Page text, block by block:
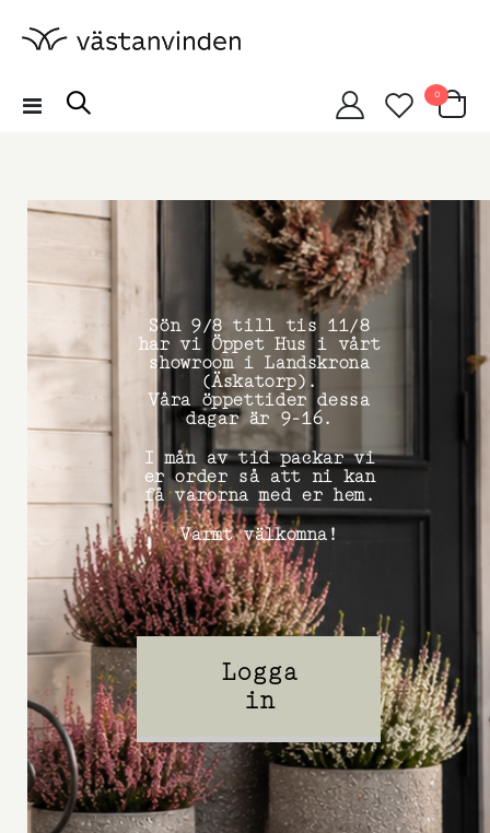
Växla
Cart
0artiklar
Sön 9/8 till tis 11/8
har vi Öppet Hus i vårt
showroom i Landskrona
(Äskatorp).
Våra öppettider dessa
dagar är 9-16.
I mån av tid packar vi
er order så att ni kan
få varorna med er hem.
Varmt välkomna!
Logga
in